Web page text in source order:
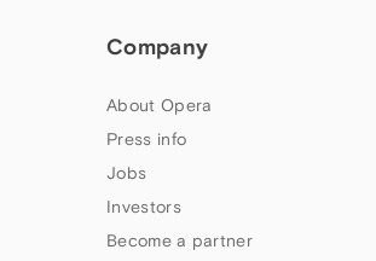
Company
About Opera
Press info
Jobs
Investors
Become a partner